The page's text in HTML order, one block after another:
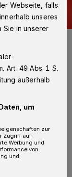
aber für Moog
Dart ein
Webseite, falls
unseres
Sie in unserer
Art. 49 Abs. 1 S.
außerhalb
um
zur
Zugriff auf
Werbung und
von
und